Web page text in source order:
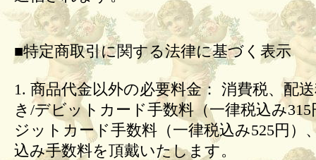
■特定商取引に関する法律に基づく表示
1. 商品代金以外の必要料金： 消費税、配
き/デビットカード手数料（一律税込み
ジットカード手数料（一律税込み525円）
込み手数料を頂戴いたします。